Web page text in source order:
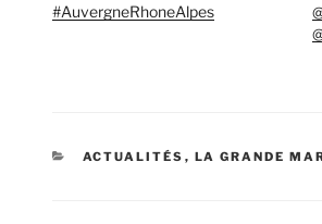
#AuvergneRhoneAlpes
CATÉGORIES
ACTUALITÉS , LA GRANDE